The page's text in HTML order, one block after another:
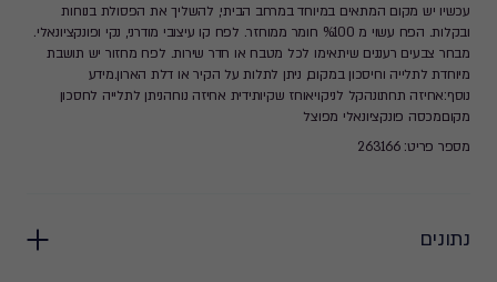
עכשיו יש מקום המתאים במיוחד במרחב הביתי, להשליך את הפסולת בנוחות
ובקלות. הפח עשוי מ %100 חומר ממוחזר. לפח קו עיצובי מודרני, נקי ופונקציונאלי.
מבחר צבעים רעננים שיתאימו לכל מטבח או חדר שירות. לפח מחזור יש תושבת
מיוחדת לתלייה וחיסכון במקום, ניתן לתלות על הקיר או דלת הארון.מידע
נוסף:אחיזה תחתונהקל לניקויאוחז שקיותידית אחיזה נוחהניתן לתלייה לחסכון
מקוםמכסה פונקציונאלי מפוצל
מספר פריט: 263166
נתונים